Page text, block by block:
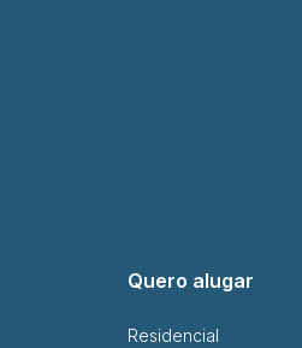
Quero alugar
Residencial